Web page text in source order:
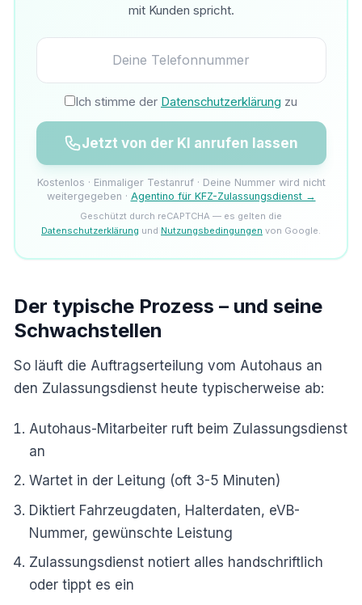
mit Kunden spricht.
Ich stimme der Datenschutzerklärung zu
Jetzt von der KI anrufen lassen
Kostenlos · Einmaliger Testanruf · Deine Nummer wird nicht
weitergegeben · Agentino für KFZ-Zulassungsdienst →
Geschützt durch reCAPTCHA — es gelten die
Datenschutzerklärung und Nutzungsbedingungen von Google.
Der typische Prozess – und seine
Schwachstellen
So läuft die Auftragserteilung vom Autohaus an
den Zulassungsdienst heute typischerweise ab:
Autohaus-Mitarbeiter ruft beim Zulassungsdienst
an
Wartet in der Leitung (oft 3-5 Minuten)
Diktiert Fahrzeugdaten, Halterdaten, eVB-
Nummer, gewünschte Leistung
Zulassungsdienst notiert alles handschriftlich
oder tippt es ein